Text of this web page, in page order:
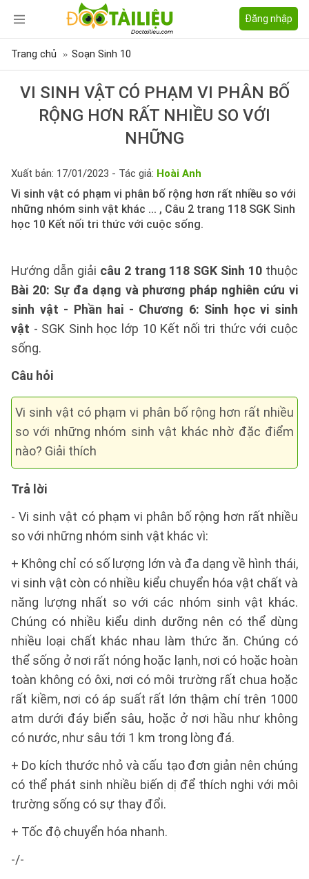
Đăng nhập
Trang chủ Soạn Sinh 10
VI SINH VẬT CÓ PHẠM VI PHÂN BỐ
RỘNG HƠN RẤT NHIỀU SO VỚI
NHỮNG
Xuất bản: 17/01/2023 - Tác giả: Hoài Anh
Vi sinh vật có phạm vi phân bố rộng hơn rất nhiều so với
những nhóm sinh vật khác ... , Câu 2 trang 118 SGK Sinh
học 10 Kết nối tri thức với cuộc sống.
Hướng dẫn giải câu 2 trang 118 SGK Sinh 10 thuộc
Bài 20: Sự đa dạng và phương pháp nghiên cứu vi
sinh vật - Phần hai - Chương 6: Sinh học vi sinh
vật - SGK Sinh học lớp 10 Kết nối tri thức với cuộc
sống.
Câu hỏi
Vi sinh vật có phạm vi phân bố rộng hơn rất nhiều
so với những nhóm sinh vật khác nhờ đặc điểm
nào? Giải thích
Trả lời
- Vi sinh vật có phạm vi phân bố rộng hơn rất nhiều
so với những nhóm sinh vật khác vì:
+ Không chỉ có số lượng lớn và đa dạng về hình thái,
vi sinh vật còn có nhiều kiểu chuyển hóa vật chất và
năng lượng nhất so với các nhóm sinh vật khác.
Chúng có nhiều kiểu dinh dưỡng nên có thể dùng
nhiều loại chất khác nhau làm thức ăn. Chúng có
thể sống ở nơi rất nóng hoặc lạnh, nơi có hoặc hoàn
toàn không có ôxi, nơi có môi trường rất chua hoặc
rất kiềm, nơi có áp suất rất lớn thậm chí trên 1000
atm dưới đáy biển sâu, hoặc ở nơi hầu như không
có nước, như sâu tới 1 km trong lòng đá.
+ Do kích thước nhỏ và cấu tạo đơn giản nên chúng
có thể phát sinh nhiều biến dị để thích nghi với môi
trường sống có sự thay đổi.
+ Tốc độ chuyển hóa nhanh.
-/-